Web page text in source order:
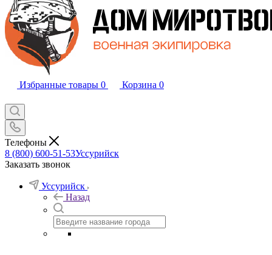
Избранные товары 0 Корзина 0
Телефоны
8 (800) 600-51-53Уссурийск
Заказать звонок
Уссурийск
Назад